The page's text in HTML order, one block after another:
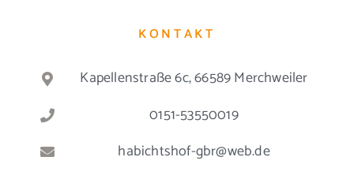
KONTAKT
Kapellenstraße 6c, 66589 Merchweiler
0151-53550019
habichtshof-gbr@web.de